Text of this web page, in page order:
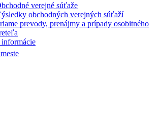
verejné súťaže
obchodných verejných súťaží
prevody, prenájmy a prípady osobitného
informácie